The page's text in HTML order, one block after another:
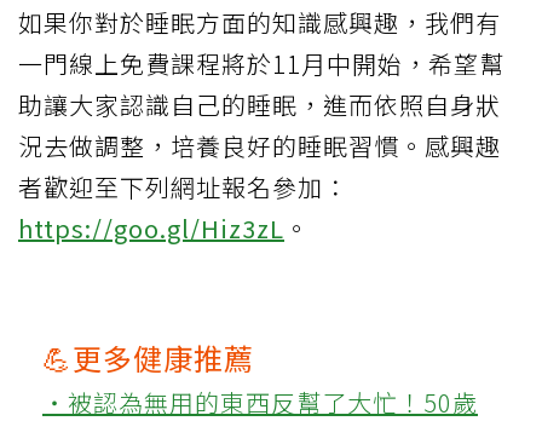
如果你對於睡眠方面的知識感興趣，我們有
一門線上免費課程將於11月中開始，希望幫
助讓大家認識自己的睡眠，進而依照自身狀
況去做調整，培養良好的睡眠習慣。感興趣
者歡迎至下列網址報名參加：
https://goo.gl/Hiz3zL 。
💪更多健康推薦
‧被認為無用的東西反幫了大忙！50歲